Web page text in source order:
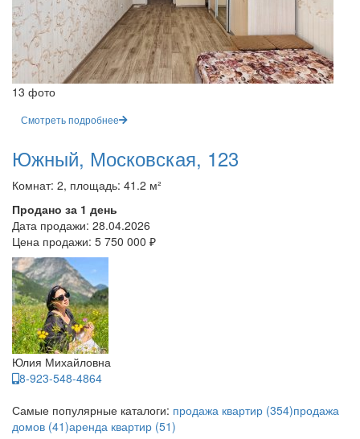
13 фото
Смотреть подробнее
Южный, Московская, 123
Комнат: 2, площадь: 41.2 м²
Продано за 1 день
Дата продажи: 28.04.2026
Цена продажи: 5 750 000 ₽
Юлия Михайловна
8-923-548-4864
Самые популярные каталоги: продажа квартир (354)продажа
домов (41)аренда квартир (51)